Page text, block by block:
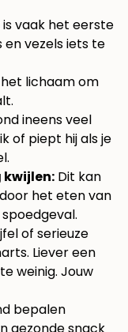
is vaak het eerste
en vezels iets te
lichaam om
ineens veel
of piept hij als je
kwijlen: Dit kan
het eten van
of serieuze
Liever een
weinig. Jouw
bepalen